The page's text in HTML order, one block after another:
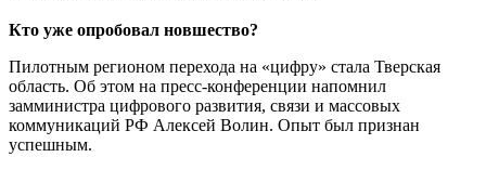
Кто уже опробовал новшество?
Пилотным регионом перехода на «цифру» стала Тверская
область. Об этом на пресс-конференции напомнил
замминистра цифрового развития, связи и массовых
коммуникаций РФ Алексей Волин. Опыт был признан
успешным.